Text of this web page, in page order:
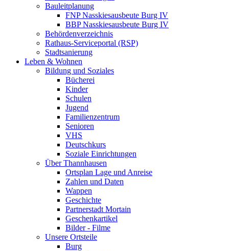
Bauleitplanung
FNP Nasskiesausbeute Burg IV
BBP Nasskiesausbeute Burg IV
Behördenverzeichnis
Rathaus-Serviceportal (RSP)
Stadtsanierung
Leben & Wohnen
Bildung und Soziales
Bücherei
Kinder
Schulen
Jugend
Familienzentrum
Senioren
VHS
Deutschkurs
Soziale Einrichtungen
Über Thannhausen
Ortsplan Lage und Anreise
Zahlen und Daten
Wappen
Geschichte
Partnerstadt Mortain
Geschenkartikel
Bilder - Filme
Unsere Ortsteile
Burg